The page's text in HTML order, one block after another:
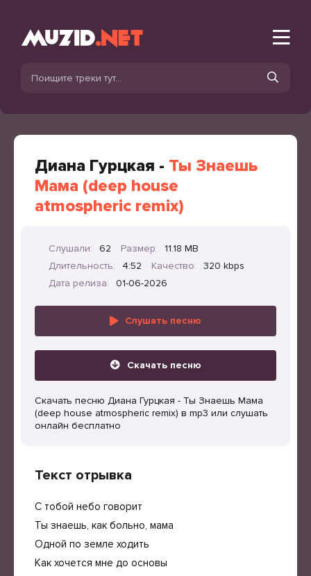
Диана Гурцкая - Ты Знаешь
Мама (deep house
atmospheric remix)
Слушали: 62 Размер:
11.18 MB
Длительность:
4:52 Качество:
320 kbps
Дата релиза:
01-06-2026
Слушать песню
Скачать песню
Скачать песню Диана Гурцкая - Ты Знаешь Мама
(deep house atmospheric remix) в mp3 или слушать
онлайн бесплатно
Текст отрывка
С тобой небо говорит
Ты знаешь, как больно, мама
Одной по земле ходить
Как хочется мне до основы